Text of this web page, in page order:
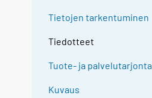
Tietojen tarkentuminen
Tiedotteet
Tuote- ja palvelutarjonta
Kuvaus